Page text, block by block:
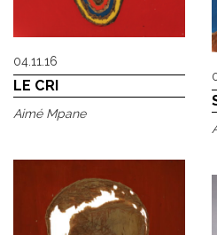
04.11.16
LE CRI
Aimé Mpane